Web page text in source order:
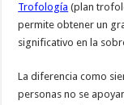
Trofología (plan
permite obtener un
significativo en la
La diferencia como
personas no se